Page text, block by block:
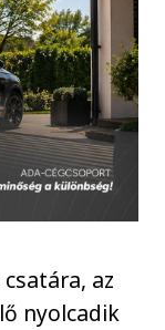
az
nyolcadik